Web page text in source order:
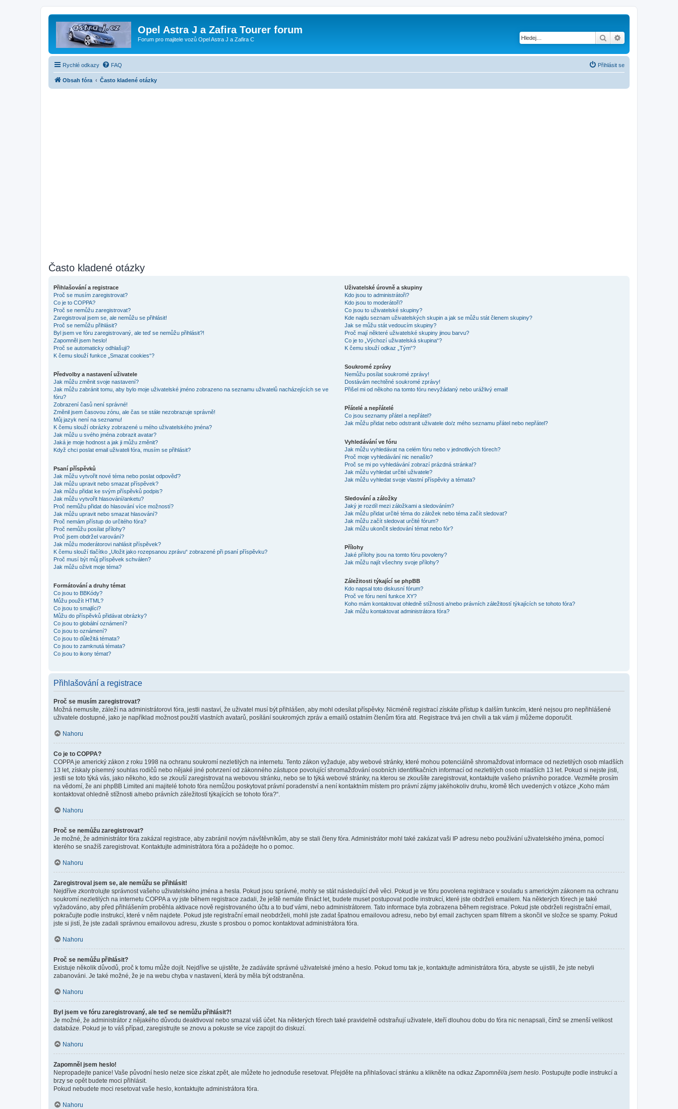
Opel Astra J a Zafira Tourer forum
Forum pro majitele vozů Opel Astra J a Zafira C Hledat
Rychlé odkazy FAQ Přihlásit se
Obsah fóra Často kladené otázky
Často kladené otázky
Přihlašování a registrace
Proč se musím zaregistrovat?
Co je to COPPA?
Proč se nemůžu zaregistrovat?
Zaregistroval jsem se, ale nemůžu se přihlásit!
Proč se nemůžu přihlásit?
Byl jsem ve fóru zaregistrovaný, ale teď se nemůžu přihlásit?!
Zapomněl jsem heslo!
Proč se automaticky odhlašuji?
K čemu slouží funkce „Smazat cookies“?
Předvolby a nastavení uživatele
Jak můžu změnit svoje nastavení?
Jak můžu zabránit tomu, aby bylo moje uživatelské jméno zobrazeno na seznamu uživatelů nacházejících se ve
fóru?
Zobrazení časů není správné!
Změnil jsem časovou zónu, ale čas se stále nezobrazuje správně!
Můj jazyk není na seznamu!
K čemu slouží obrázky zobrazené u mého uživatelského jména?
Jak můžu u svého jména zobrazit avatar?
Jaká je moje hodnost a jak ji můžu změnit?
Když chci poslat email uživateli fóra, musím se přihlásit?
Psaní příspěvků
Jak můžu vytvořit nové téma nebo poslat odpověď?
Jak můžu upravit nebo smazat příspěvek?
Jak můžu přidat ke svým příspěvků podpis?
Jak můžu vytvořit hlasování/anketu?
Proč nemůžu přidat do hlasování více možností?
Jak můžu upravit nebo smazat hlasování?
Proč nemám přístup do určitého fóra?
Proč nemůžu posílat přílohy?
Proč jsem obdržel varování?
Jak můžu moderátorovi nahlásit příspěvek?
K čemu slouží tlačítko „Uložit jako rozepsanou zprávu“ zobrazené při psaní příspěvku?
Proč musí být můj příspěvek schválen?
Jak můžu oživit moje téma?
Formátování a druhy témat
Co jsou to BBKódy?
Můžu použít HTML?
Co jsou to smajlíci?
Můžu do příspěvků přidávat obrázky?
Co jsou to globální oznámení?
Co jsou to oznámení?
Co jsou to důležitá témata?
Co jsou to zamknutá témata?
Co jsou to ikony témat?
Uživatelské úrovně a skupiny
Kdo jsou to administrátoři?
Kdo jsou to moderátoři?
Co jsou to uživatelské skupiny?
Kde najdu seznam uživatelských skupin a jak se můžu stát členem skupiny?
Jak se můžu stát vedoucím skupiny?
Proč mají některé uživatelské skupiny jinou barvu?
Co je to „Výchozí uživatelská skupina“?
K čemu slouží odkaz „Tým“?
Soukromé zprávy
Nemůžu posílat soukromé zprávy!
Dostávám nechtěné soukromé zprávy!
Přišel mi od někoho na tomto fóru nevyžádaný nebo urážlivý email!
Přátelé a nepřátelé
Co jsou seznamy přátel a nepřátel?
Jak můžu přidat nebo odstranit uživatele do/z mého seznamu přátel nebo nepřátel?
Vyhledávání ve fóru
Jak můžu vyhledávat na celém fóru nebo v jednotlivých fórech?
Proč moje vyhledávání nic nenašlo?
Proč se mi po vyhledávání zobrazí prázdná stránka!?
Jak můžu vyhledat určité uživatele?
Jak můžu vyhledat svoje vlastní příspěvky a témata?
Sledování a záložky
Jaký je rozdíl mezi záložkami a sledováním?
Jak můžu přidat určité téma do záložek nebo téma začít sledovat?
Jak můžu začít sledovat určité fórum?
Jak můžu ukončit sledování témat nebo fór?
Přílohy
Jaké přílohy jsou na tomto fóru povoleny?
Jak můžu najít všechny svoje přílohy?
Záležitosti týkající se phpBB
Kdo napsal toto diskusní fórum?
Proč ve fóru není funkce XY?
Koho mám kontaktovat ohledně stížnosti a/nebo právních záležitostí týkajících se tohoto fóra?
Jak můžu kontaktovat administrátora fóra?
Přihlašování a registrace
Proč se musím zaregistrovat?
Možná nemusíte, záleží na administrátorovi fóra, jestli nastaví, že uživatel musí být přihlášen, aby mohl odesílat příspěvky. Nicméně registrací získáte přístup k dalším funkcím, které nejsou pro nepřihlášené
uživatele dostupné, jako je například možnost použití vlastních avatarů, posílání soukromých zpráv a emailů ostatním členům fóra atd. Registrace trvá jen chvíli a tak vám ji můžeme doporučit.
Nahoru
Co je to COPPA?
COPPA je americký zákon z roku 1998 na ochranu soukromí nezletilých na internetu. Tento zákon vyžaduje, aby webové stránky, které mohou potenciálně shromažďovat informace od nezletilých osob mladších
13 let, získaly písemný souhlas rodičů nebo nějaké jiné potvrzení od zákonného zástupce povolující shromažďování osobních identifikačních informací od nezletilých osob mladších 13 let. Pokud si nejste jisti,
jestli se toto týká vás, jako někoho, kdo se zkouší zaregistrovat na webovou stránku, nebo se to týká webové stránky, na kterou se zkoušíte zaregistrovat, kontaktujte vašeho právního poradce. Vezměte prosím
na vědomí, že ani phpBB Limited ani majitelé tohoto fóra nemůžou poskytovat právní poradenství a není kontaktním místem pro právní zájmy jakéhokoliv druhu, kromě těch uvedených v otázce „Koho mám
kontaktovat ohledně stížnosti a/nebo právních záležitostí týkajících se tohoto fóra?“.
Nahoru
Proč se nemůžu zaregistrovat?
Je možné, že administrátor fóra zakázal registrace, aby zabránil novým návštěvníkům, aby se stali členy fóra. Administrátor mohl také zakázat vaši IP adresu nebo používání uživatelského jména, pomocí
kterého se snažíš zaregistrovat. Kontaktujte administrátora fóra a požádejte ho o pomoc.
Nahoru
Zaregistroval jsem se, ale nemůžu se přihlásit!
Nejdříve zkontrolujte správnost vašeho uživatelského jména a hesla. Pokud jsou správné, mohly se stát následující dvě věci. Pokud je ve fóru povolena registrace v souladu s americkým zákonem na ochranu
soukromí nezletilých na internetu COPPA a vy jste během registrace zadali, že ještě nemáte třináct let, budete muset postupovat podle instrukcí, které jste obdrželi emailem. Na některých fórech je také
vyžadováno, aby před přihlášením proběhla aktivace nově registrovaného účtu a to buď vámi, nebo administrátorem. Tato informace byla zobrazena během registrace. Pokud jste obdrželi registrační email,
pokračujte podle instrukcí, které v něm najdete. Pokud jste registrační email neobdrželi, mohli jste zadat špatnou emailovou adresu, nebo byl email zachycen spam filtrem a skončil ve složce se spamy. Pokud
jste si jistí, že jste zadali správnou emailovou adresu, zkuste s prosbou o pomoc kontaktovat administrátora fóra.
Nahoru
Proč se nemůžu přihlásit?
Existuje několik důvodů, proč k tomu může dojít. Nejdříve se ujistěte, že zadáváte správné uživatelské jméno a heslo. Pokud tomu tak je, kontaktujte administrátora fóra, abyste se ujistili, že jste nebyli
zabanováni. Je také možné, že je na webu chyba v nastavení, která by měla být odstraněna.
Nahoru
Byl jsem ve fóru zaregistrovaný, ale teď se nemůžu přihlásit?!
Je možné, že administrátor z nějakého důvodu deaktivoval nebo smazal váš účet. Na některých fórech také pravidelně odstraňují uživatele, kteří dlouhou dobu do fóra nic nenapsali, čímž se zmenší velikost
databáze. Pokud je to váš případ, zaregistrujte se znovu a pokuste se více zapojit do diskuzí.
Nahoru
Zapomněl jsem heslo!
Nepropadejte panice! Vaše původní heslo nelze sice získat zpět, ale můžete ho jednoduše resetovat. Přejděte na přihlašovací stránku a klikněte na odkaz Zapomněl/a jsem heslo . Postupujte podle instrukcí a
brzy se opět budete moci přihlásit.
Pokud nebudete moci resetovat vaše heslo, kontaktujte administrátora fóra.
Nahoru